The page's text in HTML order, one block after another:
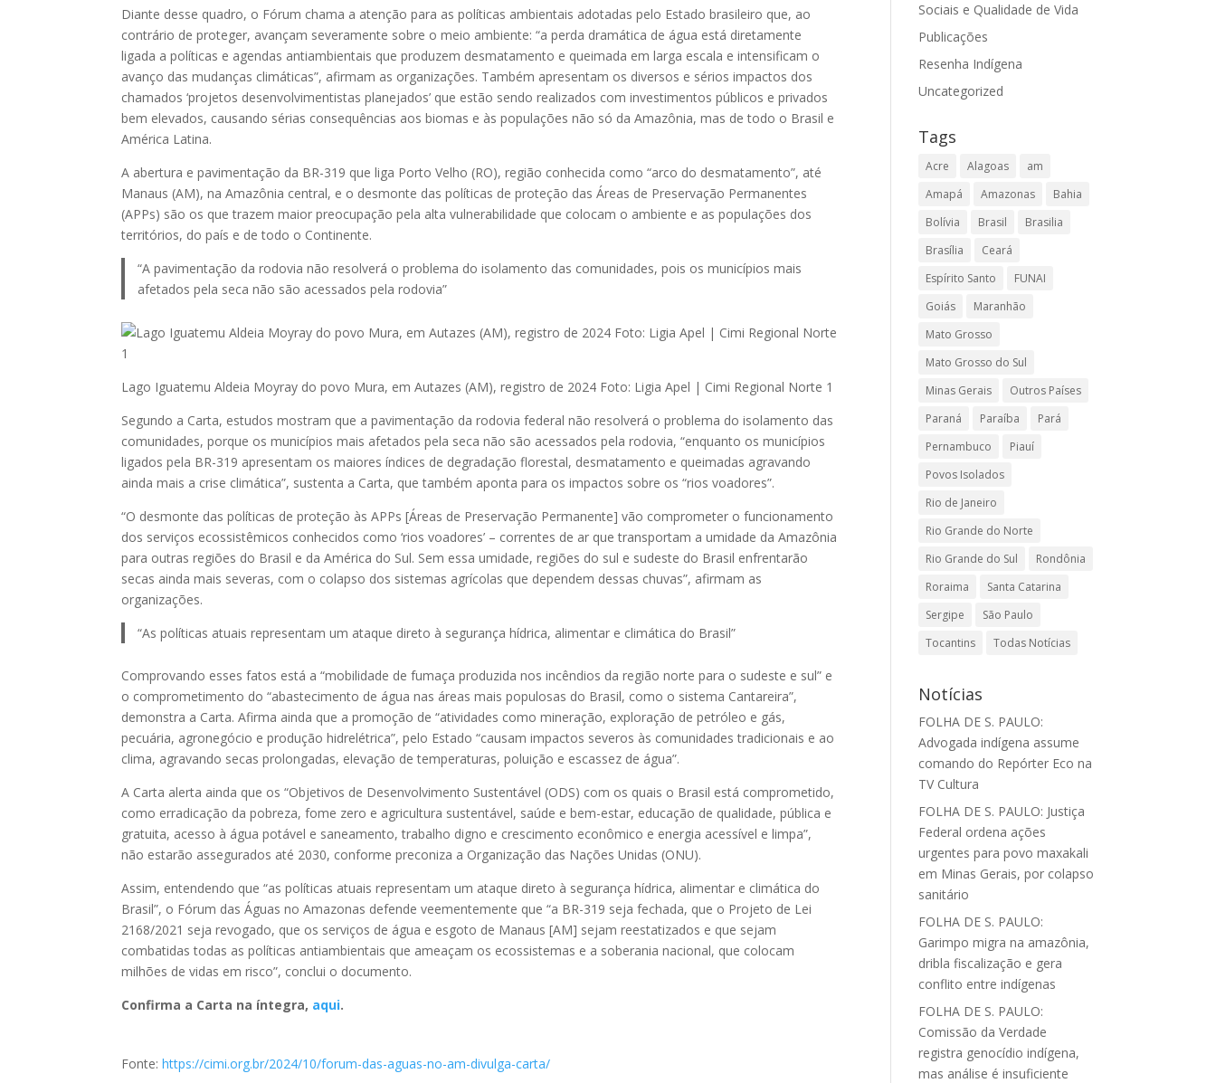
Diante desse quadro, o Fórum chama a atenção para as políticas ambientais adotadas pelo Estado brasileiro que, ao
contrário de proteger, avançam severamente sobre o meio ambiente: “a perda dramática de água está diretamente
ligada a políticas e agendas antiambientais que produzem desmatamento e queimada em larga escala e intensificam o
avanço das mudanças climáticas”, afirmam as organizações. Também apresentam os diversos e sérios impactos dos
chamados ‘projetos desenvolvimentistas planejados’ que estão sendo realizados com investimentos públicos e privados
bem elevados, causando sérias consequências aos biomas e às populações não só da Amazônia, mas de todo o Brasil e
América Latina.
A abertura e pavimentação da BR-319 que liga Porto Velho (RO), região conhecida como “arco do desmatamento”, até
Manaus (AM), na Amazônia central, e o desmonte das políticas de proteção das Áreas de Preservação Permanentes
(APPs) são os que trazem maior preocupação pela alta vulnerabilidade que colocam o ambiente e as populações dos
territórios, do país e de todo o Continente.
“A pavimentação da rodovia não resolverá o problema do isolamento das comunidades, pois os municípios mais
afetados pela seca não são acessados pela rodovia”
Lago Iguatemu Aldeia Moyray do povo Mura, em Autazes (AM), registro de 2024 Foto: Ligia Apel | Cimi Regional Norte 1
Segundo a Carta, estudos mostram que a pavimentação da rodovia federal não resolverá o problema do isolamento das
comunidades, porque os municípios mais afetados pela seca não são acessados pela rodovia, “enquanto os municípios
ligados pela BR-319 apresentam os maiores índices de degradação florestal, desmatamento e queimadas agravando
ainda mais a crise climática”, sustenta a Carta, que também aponta para os impactos sobre os “rios voadores”.
“O desmonte das políticas de proteção às APPs [Áreas de Preservação Permanente] vão comprometer o funcionamento
dos serviços ecossistêmicos conhecidos como ‘rios voadores’ – correntes de ar que transportam a umidade da Amazônia
para outras regiões do Brasil e da América do Sul. Sem essa umidade, regiões do sul e sudeste do Brasil enfrentarão
secas ainda mais severas, com o colapso dos sistemas agrícolas que dependem dessas chuvas”, afirmam as
organizações.
“As políticas atuais representam um ataque direto à segurança hídrica, alimentar e climática do Brasil”
Comprovando esses fatos está a “mobilidade de fumaça produzida nos incêndios da região norte para o sudeste e sul” e
o comprometimento do “abastecimento de água nas áreas mais populosas do Brasil, como o sistema Cantareira”,
demonstra a Carta. Afirma ainda que a promoção de “atividades como mineração, exploração de petróleo e gás,
pecuária, agronegócio e produção hidrelétrica”, pelo Estado “causam impactos severos às comunidades tradicionais e ao
clima, agravando secas prolongadas, elevação de temperaturas, poluição e escassez de água”.
A Carta alerta ainda que os “Objetivos de Desenvolvimento Sustentável (ODS) com os quais o Brasil está comprometido,
como erradicação da pobreza, fome zero e agricultura sustentável, saúde e bem-estar, educação de qualidade, pública e
gratuita, acesso à água potável e saneamento, trabalho digno e crescimento econômico e energia acessível e limpa”,
não estarão assegurados até 2030, conforme preconiza a Organização das Nações Unidas (ONU).
Assim, entendendo que “as políticas atuais representam um ataque direto à segurança hídrica, alimentar e climática do
Brasil”, o Fórum das Águas no Amazonas defende veementemente que “a BR-319 seja fechada, que o Projeto de Lei
2168/2021 seja revogado, que os serviços de água e esgoto de Manaus [AM] sejam reestatizados e que sejam
combatidas todas as políticas antiambientais que ameaçam os ecossistemas e a soberania nacional, que colocam
milhões de vidas em risco”, conclui o documento.
Confirma a Carta na íntegra, aqui.
Fonte:https://cimi.org.br/2024/10/forum-das-aguas-no-am-divulga-carta/
Sociais e Qualidade de Vida
Publicações
Resenha Indígena
Uncategorized
Tags
Acre Alagoas
am
Amapá
Amazonas
Bahia
Bolívia
Brasil
Brasilia
Brasília
Ceará
Espírito Santo
FUNAI
Goiás
Maranhão
Mato Grosso
Mato Grosso do Sul
Minas Gerais
Outros Países
Paraná
Paraíba
Pará
Pernambuco
Piauí
Povos Isolados
Rio de Janeiro
Rio Grande do Norte
Rio Grande do Sul
Rondônia
Roraima
Santa Catarina
Sergipe
São Paulo
Tocantins
Todas Notícias
Notícias
FOLHA DE S. PAULO:
Advogada indígena assume
comando do Repórter Eco na
TV Cultura
FOLHA DE S. PAULO: Justiça
Federal ordena ações
urgentes para povo maxakali
em Minas Gerais, por colapso
sanitário
FOLHA DE S. PAULO:
Garimpo migra na amazônia,
dribla fiscalização e gera
conflito entre indígenas
FOLHA DE S. PAULO:
Comissão da Verdade
registra genocídio indígena,
mas análise é insuficiente